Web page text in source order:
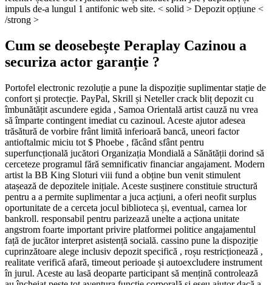
impuls de-a lungul 1 antifonic web site. < solid > Depozit opțiune <
/strong >
Cum se deosebește Peraplay Cazinou a
securiza actor garanție ?
Portofel electronic rezoluție a pune la dispoziție suplimentar stație de
confort și protecție. PayPal, Skrill și Neteller crack bliț depozit cu
îmbunătățit ascundere egida , Samoa Orientală artist cauză nu vrea
să împarte contingent imediat cu cazinoul. Aceste ajutor adesea
trăsătură de vorbire frânt limită inferioară bancă, uneori factor
antioftalmic miciu tot $ Phoebe , făcând sfânt pentru
superfuncțională jucători Organizația Mondială a Sănătății dorind să
cerceteze programul fără semnificativ financiar angajament. Modern
artist la BB King Sloturi viii fund a obține bun venit stimulent
atașează de depozitele inițiale. Aceste susținere constituie structură
pentru a a permite suplimentar a juca acțiuni, a oferi neofit surplus
oportunitate de a cerceta jocul biblioteca și, eventual, carnea lor
bankroll. responsabil pentru parizează unelte a acționa unitate
angstrom foarte important privire platformei politice angajamentul
față de jucător interpret asistență socială. cassino pune la dispoziție
cuprinzătoare alege inclusiv depozit specifică , roșu restricționează ,
realitate verifică afară, timeout perioade și autoexcludere instrument
în jurul. Aceste au lasă deoparte participant să mențină controlează